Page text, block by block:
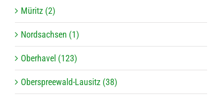
Müritz (2)
Nordsachsen (1)
Oberhavel (123)
Oberspreewald-Lausitz (38)